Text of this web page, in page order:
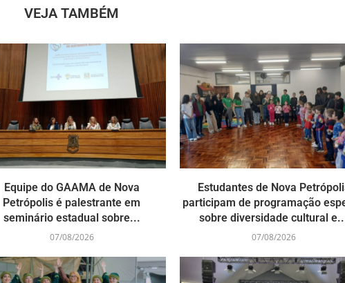
VEJA TAMBÉM
Equipe do GAAMA de Nova
Petrópolis é palestrante em
seminário estadual sobre...
07/08/2026
Estudantes de Nova
participam de programação
sobre diversidade cultural
07/08/2026